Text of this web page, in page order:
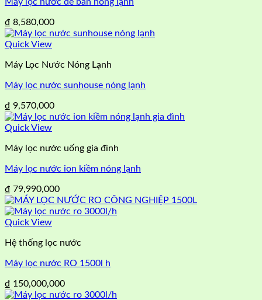
₫ 8,580,000
Quick View
Máy Lọc Nước Nóng Lạnh
Máy lọc nước sunhouse nóng lạnh
₫ 9,570,000
Quick View
Máy lọc nước uống gia đình
Máy lọc nước ion kiềm nóng lạnh
₫ 79,990,000
Quick View
Hệ thống lọc nước
Máy lọc nước RO 1500l h
₫ 150,000,000